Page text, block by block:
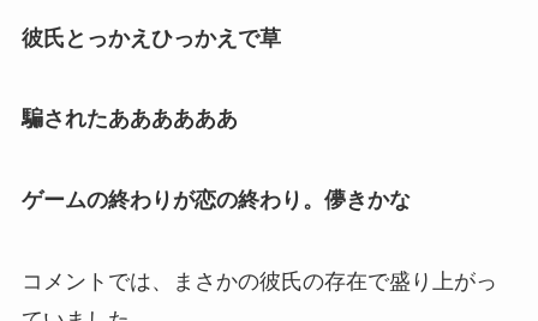
彼氏とっかえひっかえで草
騙されたああああああ
ゲームの終わりが恋の終わり。儚きかな
コメントでは、まさかの彼氏の存在で盛り上がっ